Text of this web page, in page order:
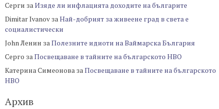
Серги заИзяде ли инфлацията доходите на българите
Dimitar Ivanov заНай-добрият за живеене град в света е
социалистически
John Ленин заПолезните идиоти на Ваймарска България
Серго заПосвещаване в тайните на българското НВО
Катерина Симеонова заПосвещаване в тайните на българското
НВО
Архив